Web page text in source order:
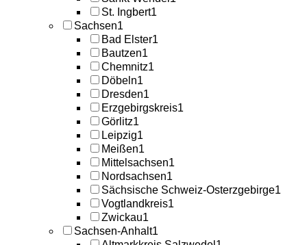
St. Ingbert1
Sachsen1
Bad Elster1
Bautzen1
Chemnitz1
Döbeln1
Dresden1
Erzgebirgskreis1
Görlitz1
Leipzig1
Meißen1
Mittelsachsen1
Nordsachsen1
Sächsische Schweiz-Osterzgebirge1
Vogtlandkreis1
Zwickau1
Sachsen-Anhalt1